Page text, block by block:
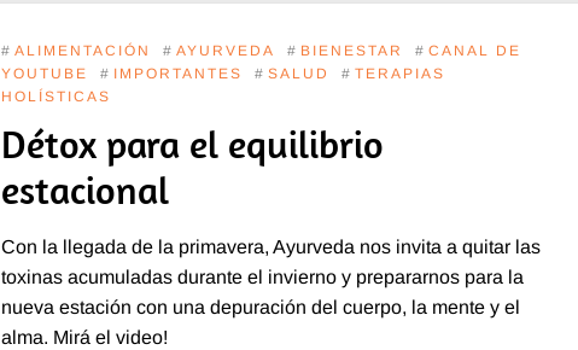
# ALIMENTACIÓN # AYURVEDA # BIENESTAR # CANAL DE
YOUTUBE
# IMPORTANTES # SALUD # TERAPIAS
HOLÍSTICAS
Détox para el equilibrio
estacional
Con la llegada de la primavera, Ayurveda nos invita a quitar las
toxinas acumuladas durante el invierno y prepararnos para la
nueva estación con una depuración del cuerpo, la mente y el
alma. Mirá el video!